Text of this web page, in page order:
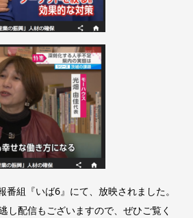
番組『いば6』にて、放映されました。
し配信もございますので、ぜひご覧く